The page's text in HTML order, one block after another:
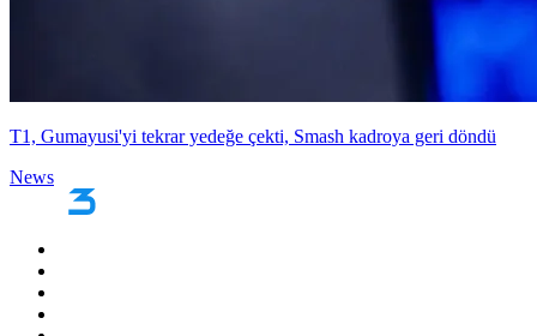
T1, Gumayusi'yi tekrar yedeğe çekti, Smash kadroya geri döndü
News